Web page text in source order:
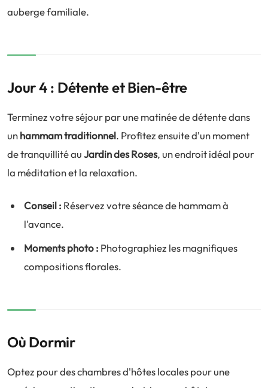
auberge familiale.
Jour 4 : Détente et Bien-être
Terminez votre séjour par une matinée de détente dans
unhammam traditionnel. Profitez ensuite d'un moment
de tranquillité auJardin des Roses, un endroit idéal pour
la méditation et la relaxation.
Conseil : Réservez votre séance de hammam à
l'avance.
Moments photo : Photographiez les magnifiques
compositions florales.
Où Dormir
Optez pour des chambres d'hôtes locales pour une